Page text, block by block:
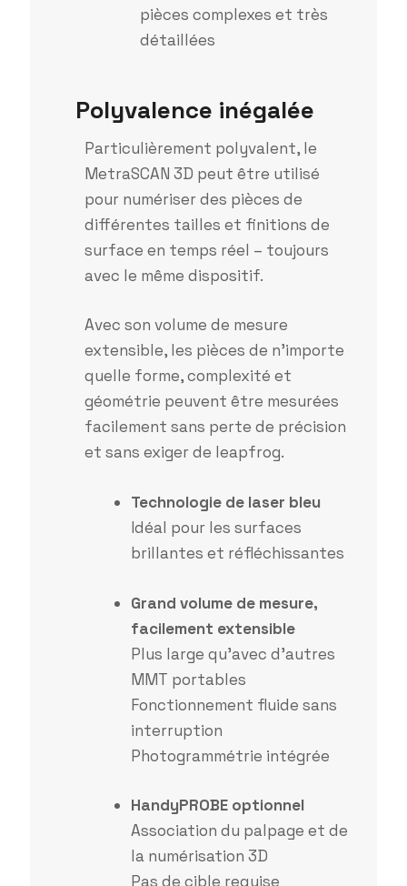
pièces complexes et très
détaillées
Polyvalence inégalée
Particulièrement polyvalent, le
MetraSCAN 3D peut être utilisé
pour numériser des pièces de
différentes tailles et finitions de
surface en temps réel – toujours
avec le même dispositif.
Avec son volume de mesure
extensible, les pièces de n’importe
quelle forme, complexité et
géométrie peuvent être mesurées
facilement sans perte de précision
et sans exiger de leapfrog.
Technologie de laser bleu
Idéal pour les surfaces
brillantes et réfléchissantes
Grand volume de mesure,
facilement extensible
Plus large qu’avec d’autres
MMT portables
Fonctionnement fluide sans
interruption
Photogrammétrie intégrée
HandyPROBE optionnel
Association du palpage et de
la numérisation 3D
Pas de cible requise